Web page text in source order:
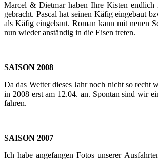
Mar­cel & Diet­mar haben Ihre Kis­ten end­lich
ge­bracht. Pas­cal hat sei­nen Käfig ein­ge­baut
als Käfig ein­ge­baut. Roman kann mit neuen
nun wie­der an­stän­dig in die Eisen tre­ten.
SAI­SON 2008
Da das Wet­ter die­ses Jahr noch nicht so recht
in 2008 erst am 12.04. an. Spon­tan sind wir
fah­ren.
SAI­SON 2007
Ich habe an­ge­fan­gen Fotos un­se­rer